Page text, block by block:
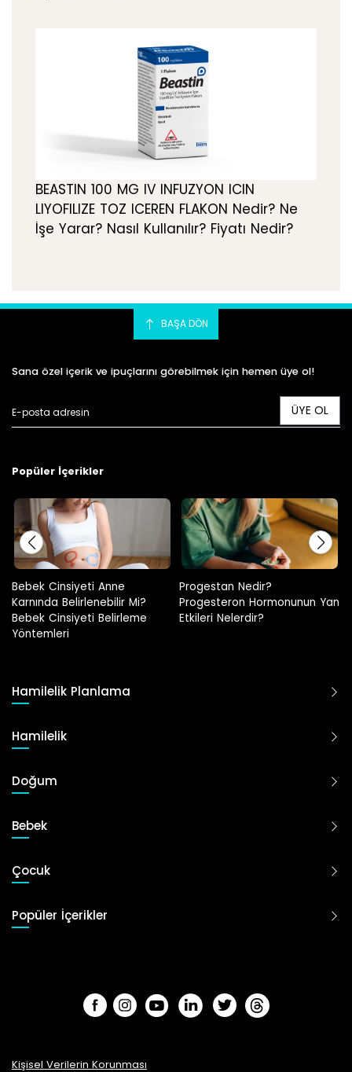
BEASTIN 100 MG IV INFUZYON ICIN
LIYOFILIZE TOZ ICEREN FLAKON Nedir? Ne
İşe Yarar? Nasıl Kullanılır? Fiyatı Nedir?
BAŞA DÖN
Sana özel içerik ve ipuçlarını görebilmek için hemen üye ol!
ÜYE OL
Popüler İçerikler
Progestan Nedir?
Progesteron Hormonunun Yan
Etkileri Nelerdir?
Hamilelikte Adet Görülür Mü?
Hamilelik Planlama
Hamilelik
Doğum
Bebek
Çocuk
Popüler İçerikler
Kişisel Verilerin Korunması